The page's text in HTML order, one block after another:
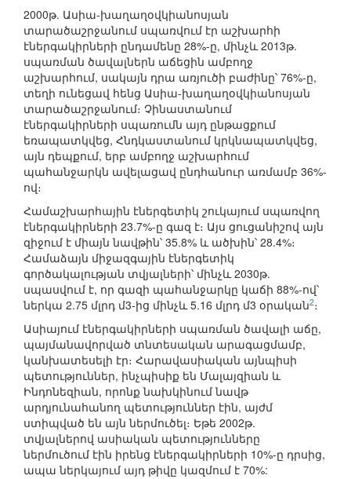
2000թ. Ասիա-խաղաղօվկիանոսյան
տարածաշրջանում սպառվում էր աշխարհի
էներգակիրների ընդամենը 28%-ը, մինչև 2013թ.
սպառման ծավալներն աճեցին ամբողջ
աշխարհում, սակայն դրա առյուծի բաժինը՝ 76%-ը,
տեղի ունեցավ հենց Ասիա-խաղաղօվկիանոսյան
տարածաշրջանում։ Չինաստանում
էներգակիրների սպառումն այդ ընթացքում
եռապատկվեց, Հնդկաստանում կրկնապատկվեց,
այն դեպքում, երբ ամբողջ աշխարհում
պահանջարկն ավելացավ ընդհանուր առմամբ 36%-
ով։
Համաշխարհային էներգետիկ շուկայում սպառվող
էներգակիրների 23.7%-ը գազ է։ Այս ցուցանիշով այն
զիջում է միայն նավթին՝ 35.8% և ածխին՝ 28.4%։
Համաձայն միջազգային էներգետիկ
գործակալության տվյալների՝ մինչև 2030թ.
սպասվում է, որ գազի պահանջարկը կաճի 88%-ով՝
ներկա 2.75 մլրդ մ3-ից մինչև 5.16 մլրդ մ3 օրական2։
Ասիայում էներգակիրների սպառման ծավալի աճը,
պայմանավորված տնտեսական արագացմամբ,
կանխատեսելի էր։ Հարավասիական այնպիսի
պետություններ, ինչպիսիք են Մալայզիան և
Ինդոնեզիան, որոնք նախկինում նավթ
արդյունահանող պետություններ էին, այժմ
ստիպված են այն ներմուծել։ Եթե 2002թ.
տվյալներով ասիական պետությունները
ներմուծում էին իրենց էներգակիրների 10%-ը դրսից,
ապա ներկայում այդ թիվը կազմում է 70%: